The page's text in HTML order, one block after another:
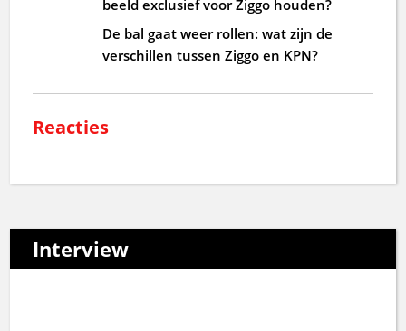
beeld exclusief voor Ziggo houden?
De bal gaat weer rollen: wat zijn de
verschillen tussen Ziggo en KPN?
Reacties
Interview